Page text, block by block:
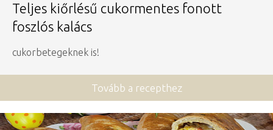
Teljes kiőrlésű cukormentes fonott
foszlós kalács
cukorbetegeknek is!
Tovább a recepthez